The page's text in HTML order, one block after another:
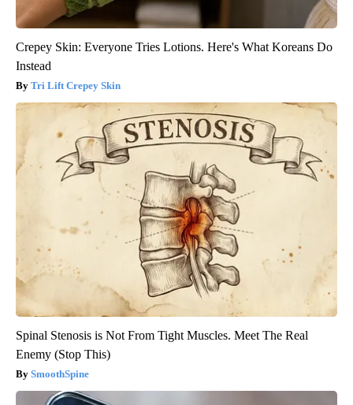
Crepey Skin: Everyone Tries Lotions. Here's What Koreans Do
Instead
Tri Lift Crepey Skin
Spinal Stenosis is Not From Tight Muscles. Meet The Real
Enemy (Stop This)
SmoothSpine